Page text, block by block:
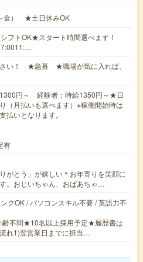
金） ★土日休みOK
フトOK★スタート時間選べます！
さい！ ★急募 ★職場が気に入れば、
円～ 経験者：時給1350円～★日
（月払いも選べます）※稼働開始時は
払いとなります。
有
がとう」が嬉しい＊お年寄りを笑顔に
。おじいちゃん、おばあちゃ…
クOK / パソコンスキル不要 / 英語力不
齢不問★10名以上採用予定★履歴書は
れ1)翌営業日までに担当…